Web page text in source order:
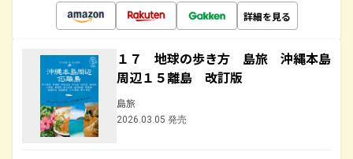
詳細を見る
１７ 地球の歩き方 島旅 沖縄本島
周辺１５離島 改訂版
島旅
2026.03.05 発売